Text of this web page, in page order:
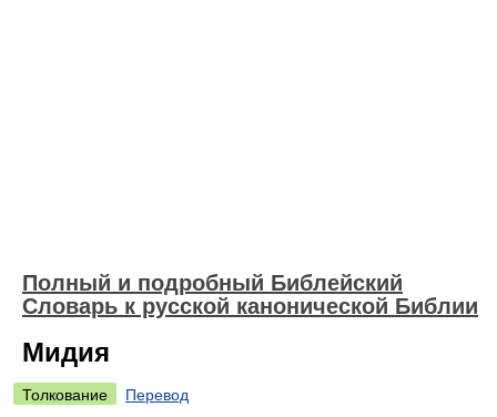
Полный и подробный Библейский
Словарь к русской канонической Библии
Мидия
Толкование
Перевод